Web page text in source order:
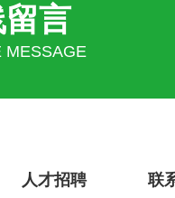
言
MESSAGE
人才招聘 联